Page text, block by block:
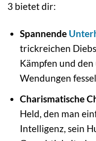
3 bietet dir:
Spannende
trickreichen
Kämpfen und
Wendungen
Charismatische
Held, den man
Intelligenz, sein